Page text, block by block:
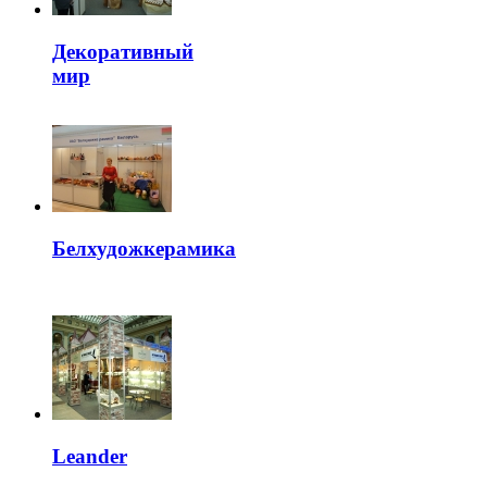
Декоративный
мир
Белхудожкерамика
Leander